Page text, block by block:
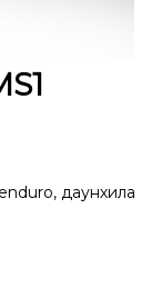
даунхила